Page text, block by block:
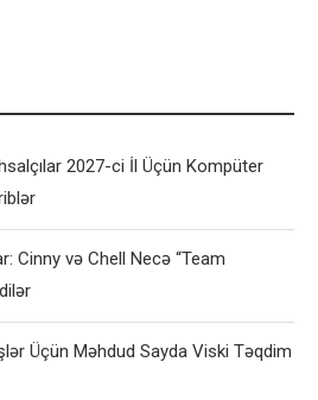
2027-ci İl Üçün Kompüter
Cinny və Chell Necə “Team
Üçün Məhdud Sayda Viski Təqdim